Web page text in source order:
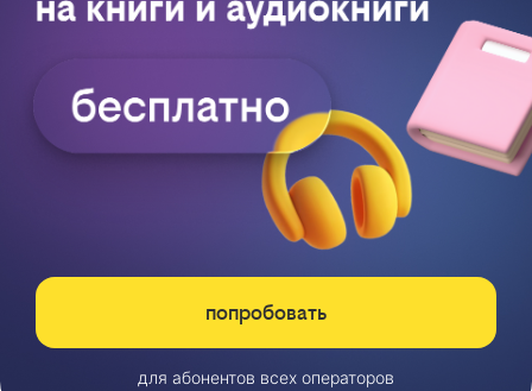
попробовать
для абонентов всех операторов